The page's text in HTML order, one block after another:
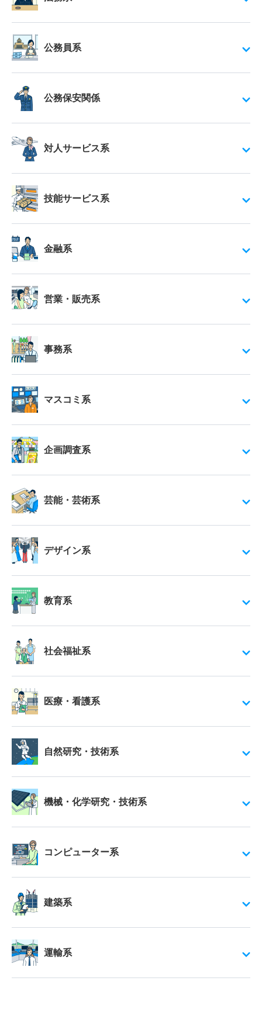
公務員系
公務保安関係
対人サービス系
技能サービス系
金融系
営業・販売系
事務系
マスコミ系
企画調査系
芸能・芸術系
デザイン系
教育系
社会福祉系
医療・看護系
自然研究・技術系
機械・化学研究・技術系
コンピューター系
建築系
運輸系